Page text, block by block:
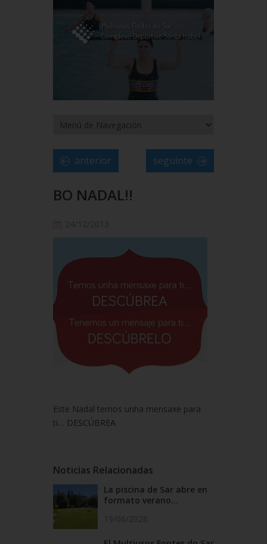
anterior seguinte
BO NADAL!!
Este Nadal temos unha mensaxe para
ti… DESCÚBREA
Noticias Relacionadas
La piscina de Sar abre en
formato verano...